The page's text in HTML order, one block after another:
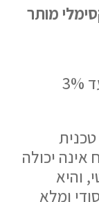
מותר
מצע שומשום (חצץ דק)* עד 3%
יכולה
והיא
ומלא